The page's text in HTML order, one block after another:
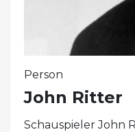
Person
John Ritter
Schauspieler John